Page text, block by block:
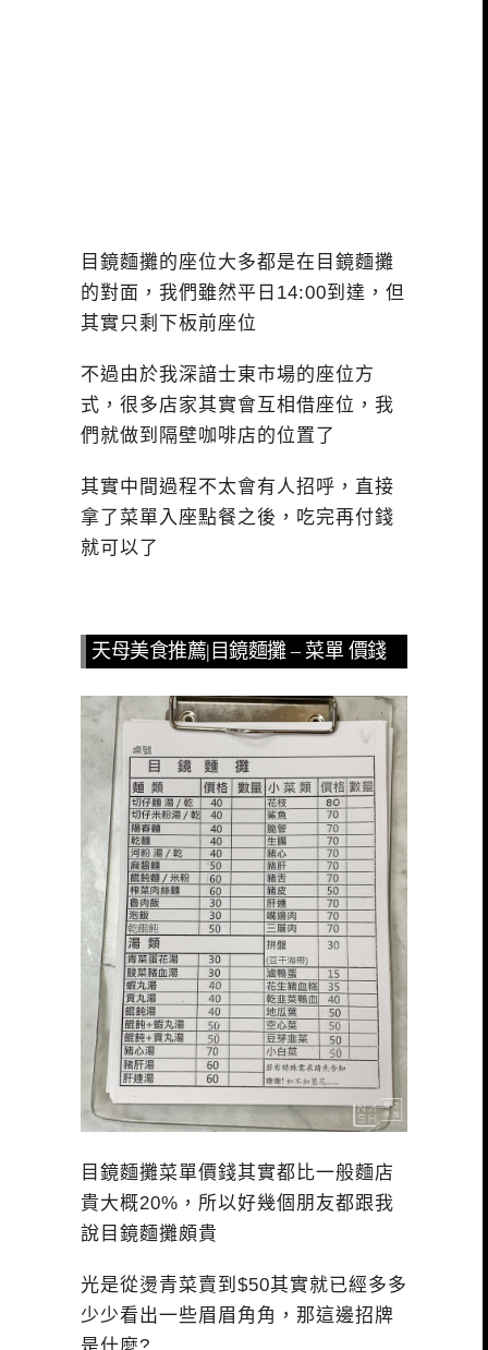
目鏡麵攤的座位大多都是在目鏡麵攤
的對面，我們雖然平日14:00到達，但
其實只剩下板前座位
不過由於我深諳士東市場的座位方
式，很多店家其實會互相借座位，我
們就做到隔壁咖啡店的位置了
其實中間過程不太會有人招呼，直接
拿了菜單入座點餐之後，吃完再付錢
就可以了
天母美食推薦|目鏡麵攤 – 菜單 價錢
目鏡麵攤菜單價錢其實都比一般麵店
貴大概20%，所以好幾個朋友都跟我
說目鏡麵攤頗貴
光是從燙青菜賣到$50其實就已經多多
少少看出一些眉眉角角，那這邊招牌